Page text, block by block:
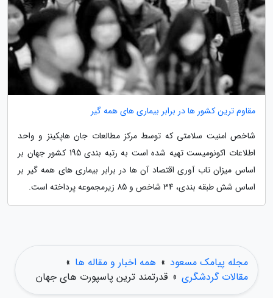
مقاوم ترین کشور ها در برابر بیماری های همه گیر
شاخص امنیت سلامتی که توسط مرکز مطالعات جان هاپکینز و واحد
اطلاعات اکونومیست تهیه شده است به رتبه بندی 195 کشور جهان بر
اساس میزان تاب آوری اقتصاد آن ها در برابر بیماری های همه گیر بر
اساس شش طبقه بندی، 34 شاخص و 85 زیرمجموعه پرداخته است.
مجله پیامک مسعود » همه اخبار و مقاله ها »
مقالات گردشگری » قدرتمند ترین پاسپورت های جهان